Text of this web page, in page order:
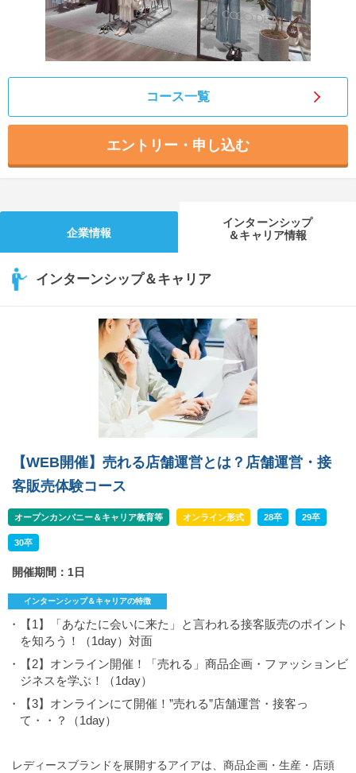
あなたに合う仕事を診断！ 動画で対策講座をチェック
就活ニュースペーパー
就活時事ニュースを更新
よくある質問
不明点があればこちら
コース一覧
エントリー・申し込む
企業情報
インターンシップ
＆キャリア情報
インターンシップ＆キャリア
【WEB開催】売れる店舗運営とは？店舗運営・接
客販売体験コース
オープンカンパニー＆キャリア教育等 オンライン形式 28卒 29卒
30卒
開催期間：1日
インターンシップ＆キャリアの特徴
・【1】「あなたに会いに来た」と言われる接客販売のポイント
を知ろう！（1day）対面
・【2】オンライン開催！「売れる」商品企画・ファッションビ
ジネスを学ぶ！（1day）
・【3】オンラインにて開催！”売れる”店舗運営・接客っ
て・・？（1day）
レディースブランドを展開するアイアは、商品企画・生産・店頭